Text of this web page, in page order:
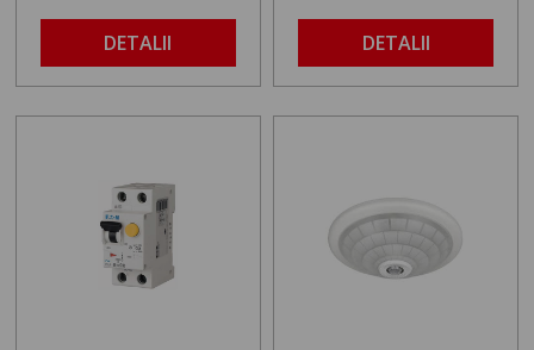
DETALII DETALII